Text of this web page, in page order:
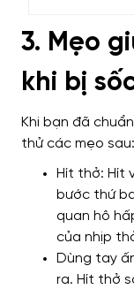
3. Mẹo
khi bị
Khi bạn đã
thử các mẹo sau:
Hít thở: Hít
bước thứ
quan hô
của nhịp
Dùng tay
ra. Hít thở